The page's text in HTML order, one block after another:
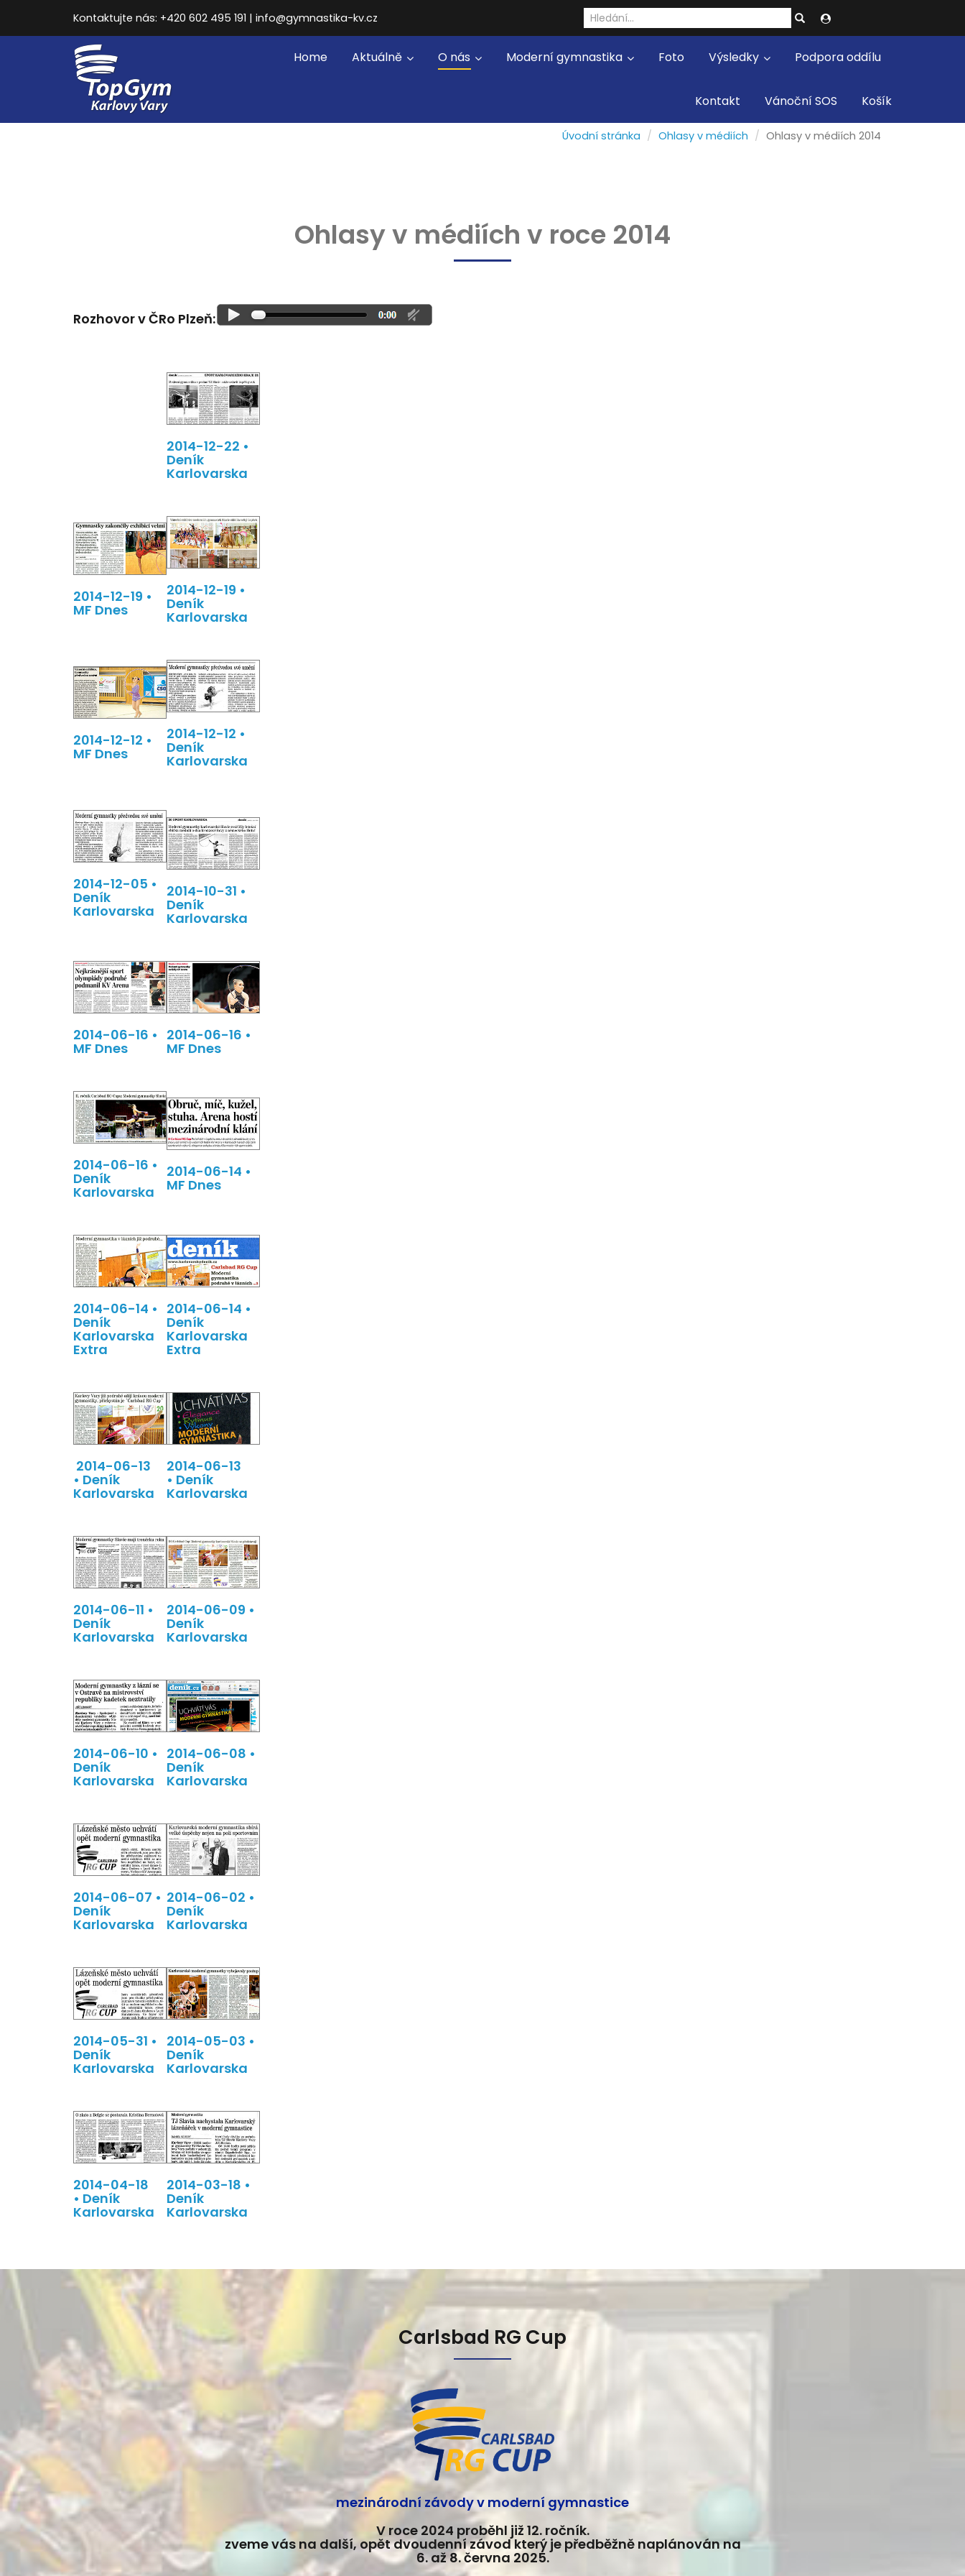
Kontaktujte nás: +420 602 495 191 | info@gymnastika-kv.cz
Home Aktuálně O nás Moderní gymnastika Foto Výsledky Podpora oddílu
Kontakt Vánoční SOS Košík
Úvodní stránka Ohlasy v médiích Ohlasy v médiích 2014
Ohlasy v médiích v roce 2014
Rozhovor v ČRo Plzeň:
2014-12-22 •
Deník
Karlovarska
2014-12-19 •
MF Dnes
2014-12-19 •
Deník
Karlovarska
2014-12-12 •
MF Dnes
2014-12-12 •
Deník
Karlovarska
2014-12-05 •
Deník
Karlovarska
2014-10-31 •
Deník
Karlovarska
2014-06-16 •
MF Dnes
2014-06-16 •
MF Dnes
2014-06-16 •
Deník
Karlovarska
2014-06-14 •
MF Dnes
2014-06-14 •
Deník
Karlovarska
Extra
2014-06-14 •
Deník
Karlovarska
Extra
2014-06-13
• Deník
Karlovarska
2014-06-13
• Deník
Karlovarska
2014-06-11 •
Deník
Karlovarska
2014-06-09 •
Deník
Karlovarska
2014-06-10 •
Deník
Karlovarska
2014-06-08 •
Deník
Karlovarska
2014-06-07 •
Deník
Karlovarska
2014-06-02 •
Deník
Karlovarska
2014-05-31 •
Deník
Karlovarska
2014-05-03 •
Deník
Karlovarska
2014-04-18
• Deník
Karlovarska
2014-03-18 •
Deník
Karlovarska
Carlsbad RG Cup
mezinárodní závody v moderní gymnastice
V roce 2024 proběhl již 12. ročník.
zveme vás na další, opět dvoudenní závod který je předběžně naplánován na
6. až 8. června 2025.